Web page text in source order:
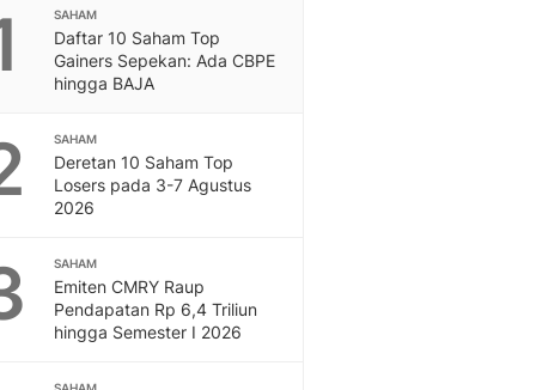
SAHAM
Daftar 10 Saham Top
Gainers Sepekan: Ada CBPE
hingga BAJA
SAHAM
Deretan 10 Saham Top
Losers pada 3-7 Agustus
2026
SAHAM
Emiten CMRY Raup
Pendapatan Rp 6,4 Triliun
hingga Semester I 2026